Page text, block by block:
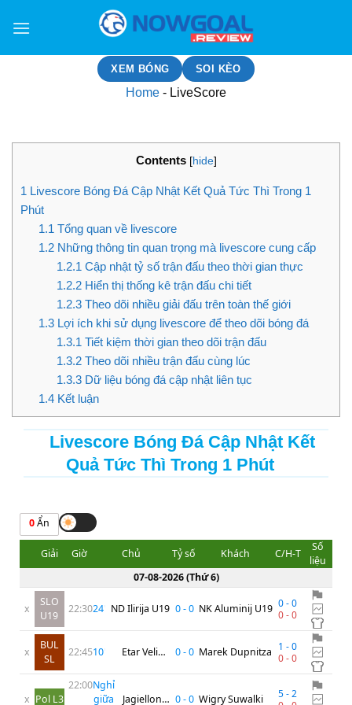
qua
XEM BÓNG SOI KÈO
Home - LiveScore
Contents [hide]
1 Livescore Bóng Đá Cập Nhật Kết Quả Tức Thì Trong 1
Phút
1.1 Tổng quan về livescore
1.2Những thông tin quan trọng mà livescore cung cấp
1.2.1 Cập nhật tỷ số trận đấu theo thời gian thực
1.2.2Hiển thị thống kê trận đấu chi tiết
1.2.3Theo dõi nhiều giải đấu trên toàn thế giới
1.3Lợi ích khi sử dụng livescore để theo dõi bóng đá
1.3.1 Tiết kiệm thời gian theo dõi trận đấu
1.3.2Theo dõi nhiều trận đấu cùng lúc
1.3.3Dữ liệu bóng đá cập nhật liên tục
1.4Kết luận
Livescore Bóng Đá Cập Nhật Kết
Quả Tức Thì Trong 1 Phút
0Ẩn
Giải Giờ Chủ Tỷ số Khách C/H-T
Số
liệu
07-08-2026(Thứ 6)
x
SLO
U19
22:3024' ND Ilirija U19 0-0 NK Aluminij U19 0-0
0-0
x
BUL
SL
22:4510'
Etar Veliko
0-0 Marek Dupnitza 1 -0
0-0
x Pol L3
22:00Nghỉ
giữa
Jagiellonia 0-0 Wigry Suwalki 5-2